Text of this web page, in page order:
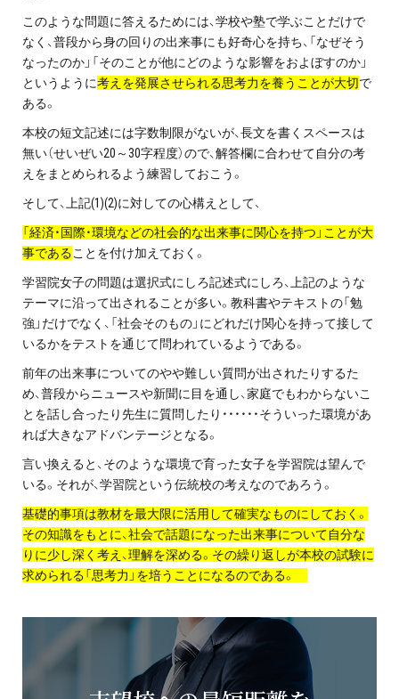
このような問題に答えるためには、学校や塾で学ぶことだけで
なく、普段から身の回りの出来事にも好奇心を持ち、「なぜそう
なったのか」「そのことが他にどのような影響をおよぼすのか」
というように考えを発展させられる思考力を養うことが大切で
ある。
本校の短文記述には字数制限がないが、長文を書くスペースは
無い（せいぜい20～30字程度）ので、解答欄に合わせて自分の考
えをまとめられるよう練習しておこう。
そして、上記(1)(2)に対しての心構えとして、
「経済・国際・環境などの社会的な出来事に関心を持つ」ことが大
事であることを付け加えておく。
学習院女子の問題は選択式にしろ記述式にしろ、上記のような
テーマに沿って出されることが多い。教科書やテキストの「勉
強」だけでなく、「社会そのもの」にどれだけ関心を持って接して
いるかをテストを通じて問われているようである。
前年の出来事についてのやや難しい質問が出されたりするた
め、普段からニュースや新聞に目を通し、家庭でもわからないこ
とを話し合ったり先生に質問したり・・・・・・そういった環境があ
れば大きなアドバンテージとなる。
言い換えると、そのような環境で育った女子を学習院は望んで
いる。それが、学習院という伝統校の考えなのであろう。
基礎的事項は教材を最大限に活用して確実なものにしておく。
その知識をもとに、社会で話題になった出来事について自分な
りに少し深く考え、理解を深める。その繰り返しが本校の試験に
求められる「思考力」を培うことになるのである。